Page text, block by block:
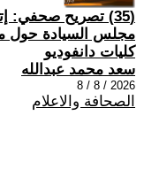
(35) تصريح صحفي:
مجلس السيادة حول
كليات دانفوديو
سعد محمد عبدالله
2026 / 8 / 8
الصحافة والاعلام